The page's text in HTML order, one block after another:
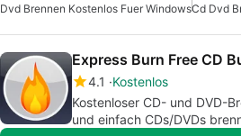
Dvd Brennen Kostenlos Fuer Windows
Express Burn Free CD
4.1
Kostenlos
Kostenloser CD- und DVD-
und einfach CDs/DVDs